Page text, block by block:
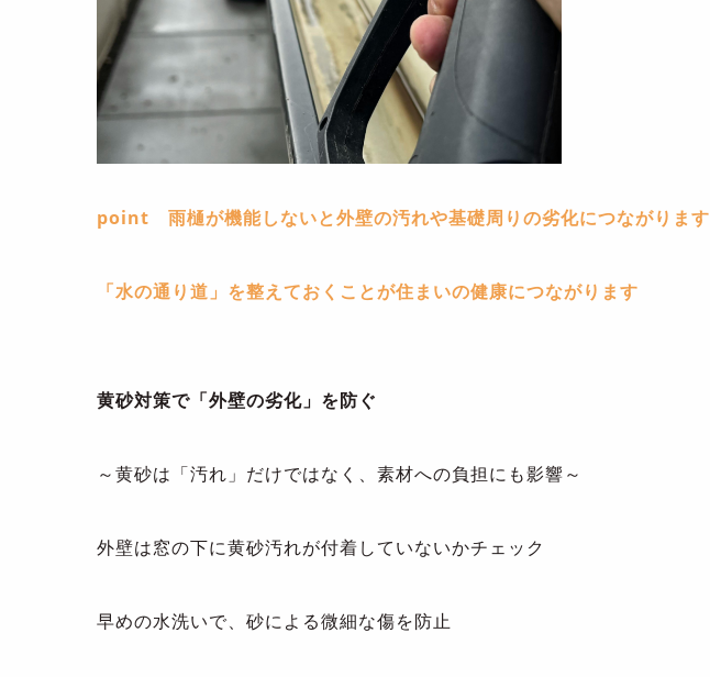
point 雨樋が機能しないと外壁の汚れや基礎周りの劣化につながります
「水の通り道」を整えておくことが住まいの健康につながります
黄砂対策で「外壁の劣化」を防ぐ
～黄砂は「汚れ」だけではなく、素材への負担にも影響～
外壁は窓の下に黄砂汚れが付着していないかチェック
早めの水洗いで、砂による微細な傷を防止